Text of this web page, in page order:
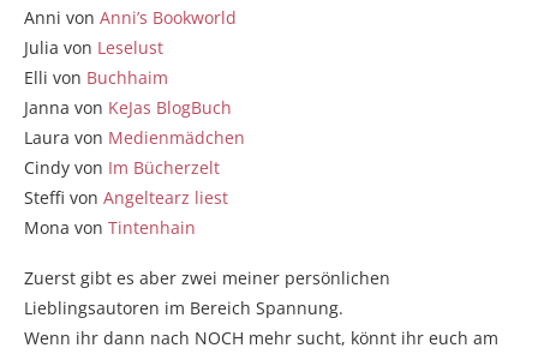
Anni von Anni’s Bookworld
Julia von Leselust
Elli von Buchhaim
Janna von KeJas BlogBuch
Laura von Medienmädchen
Cindy von Im Bücherzelt
Steffi von Angeltearz liest
Mona von Tintenhain
Zuerst gibt es aber zwei meiner persönlichen
Lieblingsautoren im Bereich Spannung.
Wenn ihr dann nach NOCH mehr sucht, könnt ihr euch am